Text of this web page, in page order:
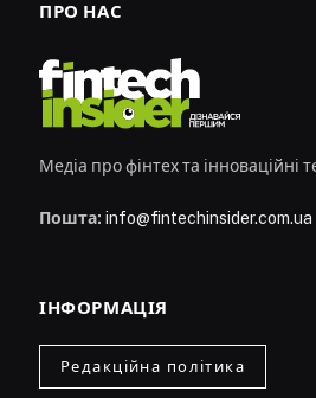
ПРО НАС
Медіа про фінтех та інноваційні
Пошта: info@fintechinsider.com.ua
ІНФОРМАЦІЯ
Редакційна політика